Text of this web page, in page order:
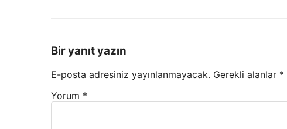
Bir yanıt yazın
E-posta adresiniz yayınlanmayacak. Gerekli alanlar *
Yorum *